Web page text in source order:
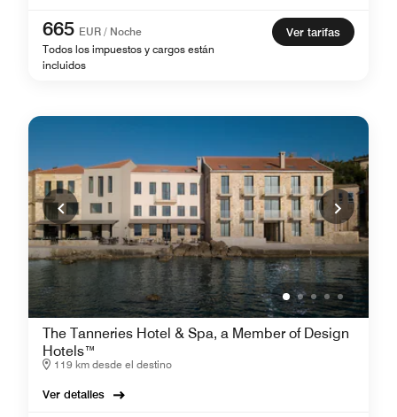
665 EUR / Noche
Todos los impuestos y cargos están
incluidos
Ver tarifas
The Tanneries Hotel & Spa, a Member of Design
Hotels™
119 km desde el destino
Ver detalles